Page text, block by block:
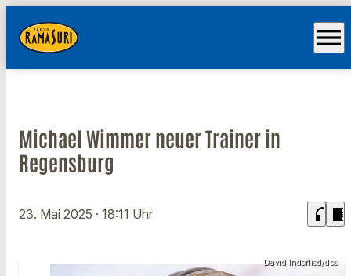
menu
Michael Wimmer neuer Trainer in
Regensburg
23. Mai 2025 · 18:11 Uhr headphones chrome_reader_mode
David Inderlied/dpa